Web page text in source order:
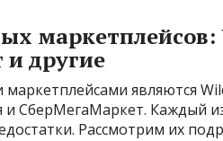
и другие
являются
и СберМегаМаркет. Каждый
Рассмотрим их